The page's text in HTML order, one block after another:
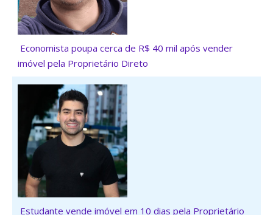
Economista poupa cerca de R$ 40 mil após vender
imóvel pela Proprietário Direto
Estudante vende imóvel em 10 dias pela Proprietário